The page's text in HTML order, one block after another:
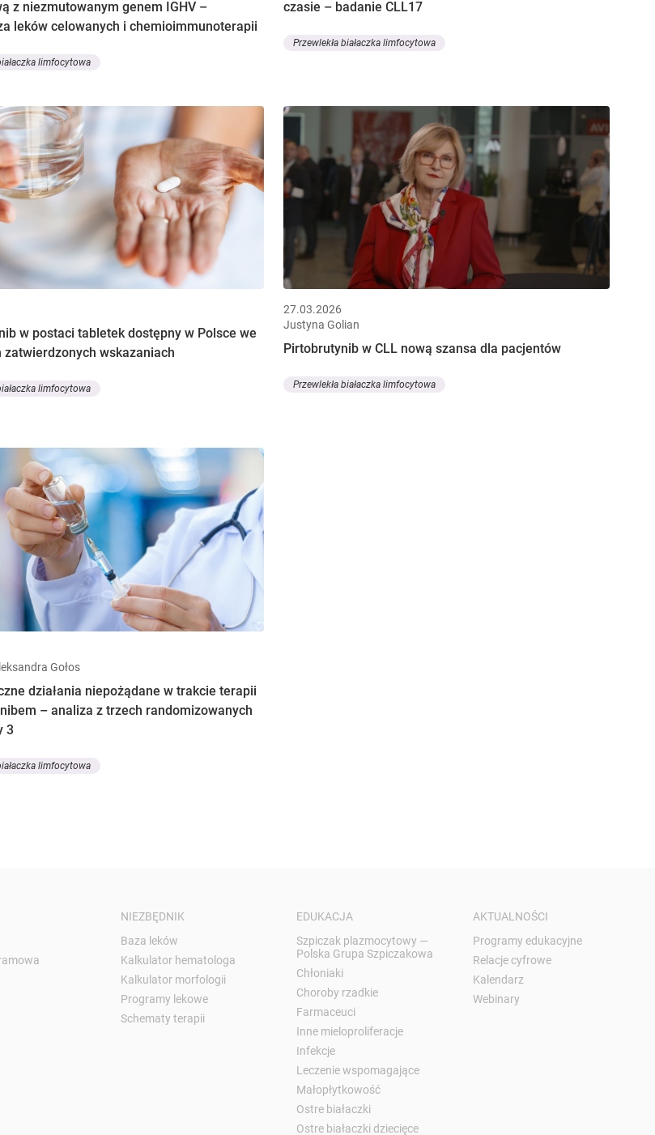
z niezmutowanym genem IGHV –
leków celowanych i chemioimmunoterapii
limfocytowa
czasie – badanie CLL17
Przewlekła białaczka limfocytowa
w postaci tabletek dostępny w Polsce we
zatwierdzonych wskazaniach
limfocytowa
27.03.2026
Justyna Golian
Pirtobrutynib w CLL nową szansa dla pacjentów
Przewlekła białaczka limfocytowa
Gołos
działania niepożądane w trakcie terapii
– analiza z trzech randomizowanych
3
limfocytowa
NIEZBĘDNIK
Baza leków
Kalkulator hematologa
Kalkulator morfologii
Programy lekowe
Schematy terapii
EDUKACJA
Szpiczak plazmocytowy —
Polska Grupa Szpiczakowa
Chłoniaki
Choroby rzadkie
Farmaceuci
Inne mieloproliferacje
Infekcje
Leczenie wspomagające
Małopłytkowość
Ostre białaczki
Ostre białaczki dziecięce
AKTUALNOŚCI
Programy edukacyjne
Relacje cyfrowe
Kalendarz
Webinary